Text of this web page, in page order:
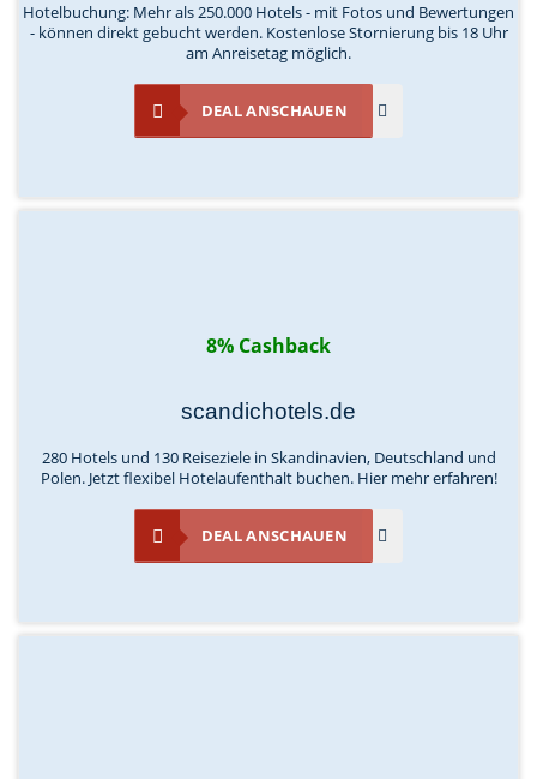
Hotelbuchung: Mehr als 250.000 Hotels - mit Fotos und Bewertungen
- können direkt gebucht werden. Kostenlose Stornierung bis 18 Uhr
am Anreisetag möglich.
DEAL ANSCHAUEN
8% Cashback
scandichotels.de
280 Hotels und 130 Reiseziele in Skandinavien, Deutschland und
Polen. Jetzt flexibel Hotelaufenthalt buchen. Hier mehr erfahren!
DEAL ANSCHAUEN